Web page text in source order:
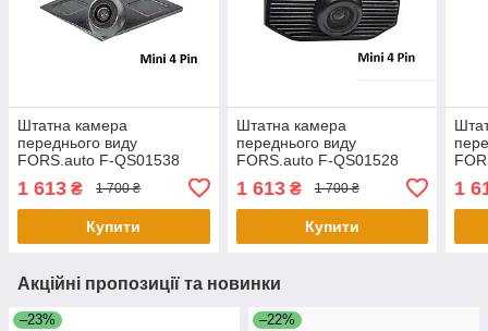
Штатна камера
переднього виду
FORS.auto F-QS01538
(CVBS/AHD-Mini 4 Pin)
2016
1 613 ₴ 1 700 ₴
Купити
Штатна камера
переднього виду
FORS.auto F-QS01528
(CVBS/AHD-Mini 4 Pin)
2015-2016
1 613₴ 1 700 ₴
Купити
1
Акційні пропозиції та новинки
–23% –22%